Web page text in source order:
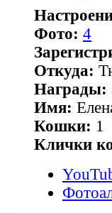
Фото: 4
Откуда:
Награды:
Имя:
Кошки: 1
Клички